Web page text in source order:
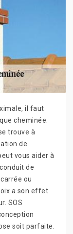
il faut
cheminée.
trouve à
de
vous aider à
de
ou
a son effet
SOS
soit parfaite.